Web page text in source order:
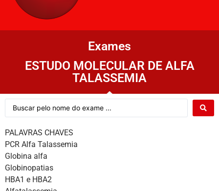
Exames
ESTUDO MOLECULAR DE ALFA
TALASSEMIA
PALAVRAS CHAVES
PCR Alfa Talassemia
Globina alfa
Globinopatias
HBA1 e HBA2